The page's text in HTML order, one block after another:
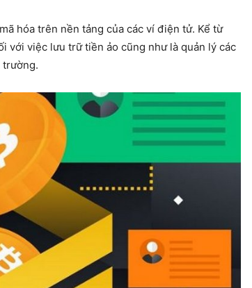
hóa trên nền tảng của các ví điện tử. Kể từ
với việc lưu trữ tiền ảo cũng như là quản lý các
trường.